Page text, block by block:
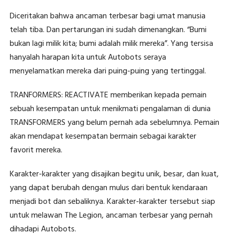
Diceritakan bahwa ancaman terbesar bagi umat manusia
telah tiba. Dan pertarungan ini sudah dimenangkan. “Bumi
bukan lagi milik kita; bumi adalah milik mereka”. Yang tersisa
hanyalah harapan kita untuk Autobots seraya
menyelamatkan mereka dari puing-puing yang tertinggal.
TRANFORMERS: REACTIVATE memberikan kepada pemain
sebuah kesempatan untuk menikmati pengalaman di dunia
TRANSFORMERS yang belum pernah ada sebelumnya. Pemain
akan mendapat kesempatan bermain sebagai karakter
favorit mereka.
Karakter-karakter yang disajikan begitu unik, besar, dan kuat,
yang dapat berubah dengan mulus dari bentuk kendaraan
menjadi bot dan sebaliknya. Karakter-karakter tersebut siap
untuk melawan The Legion, ancaman terbesar yang pernah
dihadapi Autobots.